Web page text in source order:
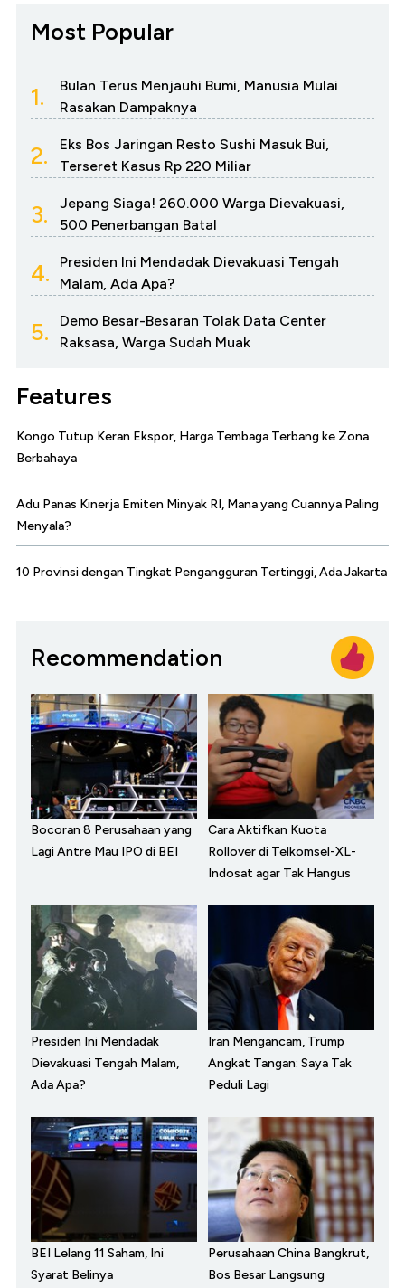
Most Popular
1.
Bulan Terus Menjauhi Bumi, Manusia Mulai
Rasakan Dampaknya
2.
Eks Bos Jaringan Resto Sushi Masuk Bui,
Terseret Kasus Rp 220 Miliar
3.
Jepang Siaga! 260.000 Warga Dievakuasi,
500 Penerbangan Batal
4.
Presiden Ini Mendadak Dievakuasi Tengah
Malam, Ada Apa?
5.
Demo Besar-Besaran Tolak Data Center
Raksasa, Warga Sudah Muak
Features
Kongo Tutup Keran Ekspor, Harga Tembaga Terbang ke Zona
Berbahaya
Adu Panas Kinerja Emiten Minyak RI, Mana yang Cuannya Paling
Menyala?
10 Provinsi dengan Tingkat Pengangguran Tertinggi, Ada Jakarta
Recommendation
Bocoran 8 Perusahaan yang
Lagi Antre Mau IPO di BEI
Cara Aktifkan Kuota
Rollover di Telkomsel-XL-
Indosat agar Tak Hangus
Presiden Ini Mendadak
Dievakuasi Tengah Malam,
Ada Apa?
Iran Mengancam, Trump
Angkat Tangan: Saya Tak
Peduli Lagi
BEI Lelang 11 Saham, Ini
Syarat Belinya
Perusahaan China Bangkrut,
Bos Besar Langsung